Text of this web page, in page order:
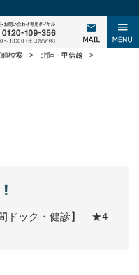
師検索 > 北陸・甲信越 >
間ドック・健診】 ★4